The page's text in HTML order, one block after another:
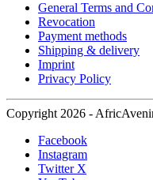
General Terms and
Revocation
Payment methods
Shipping & delivery
Imprint
Privacy Policy
Copyright 2026 -
Facebook
Instagram
Twitter X